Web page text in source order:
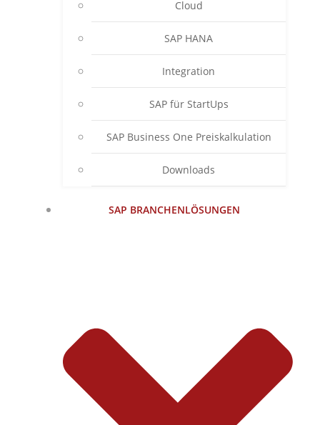
Cloud
SAP HANA
Integration
SAP für StartUps
SAP Business One Preiskalkulation
Downloads
SAP BRANCHENLÖSUNGEN